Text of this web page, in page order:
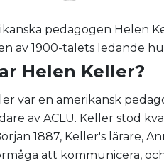
pedagogen Helen
av 1900-talets ledande
Helen Keller?
var en amerikansk
av ACLU. Keller stod
1887, Keller's lärare,
att kommunicera,